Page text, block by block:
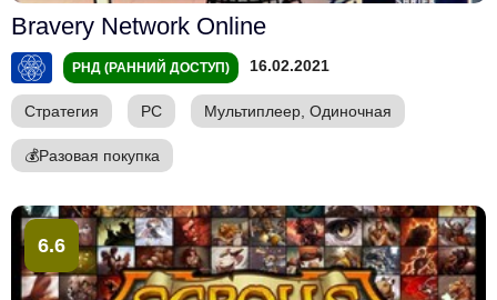
Bravery Network Online
РНД (РАННИЙ ДОСТУП) 16.02.2021
Стратегия PC Мультиплеер, Одиночная
💰Разовая покупка
6.6